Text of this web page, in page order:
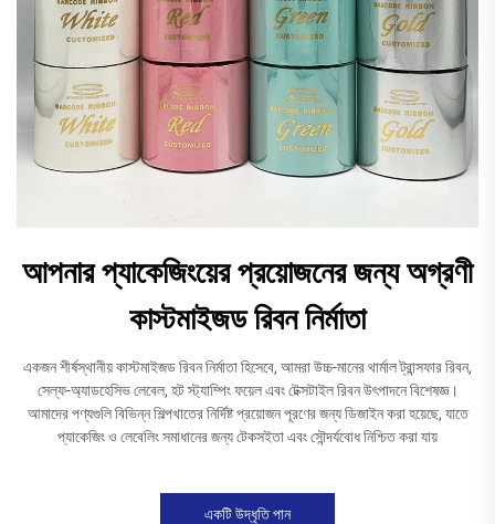
আপনার প্যাকেজিংয়ের প্রয়োজনের জন্য অগ্রণী
কাস্টমাইজড রিবন নির্মাতা
একজন শীর্ষস্থানীয় কাস্টমাইজড রিবন নির্মাতা হিসেবে, আমরা উচ্চ-মানের থার্মাল ট্রান্সফার রিবন,
সেল্ফ-অ্যাডহেসিভ লেবেল, হট স্ট্যাম্পিং ফয়েল এবং টেক্সটাইল রিবন উৎপাদনে বিশেষজ্ঞ।
আমাদের পণ্যগুলি বিভিন্ন শিল্পখাতের নির্দিষ্ট প্রয়োজন পূরণের জন্য ডিজাইন করা হয়েছে, যাতে
প্যাকেজিং ও লেবেলিং সমাধানের জন্য টেকসইতা এবং সৌন্দর্যবোধ নিশ্চিত করা যায়
একটি উদ্ধৃতি পান